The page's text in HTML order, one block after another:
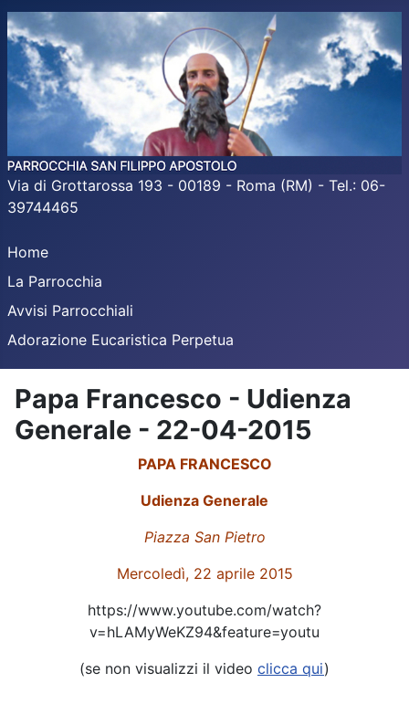
Via di Grottarossa 193 - 00189 - Roma (RM) - Tel.: 06-
39744465
Home
La Parrocchia
Avvisi Parrocchiali
Adorazione Eucaristica Perpetua
Papa Francesco - Udienza
Generale - 22-04-2015
PAPA FRANCESCO
Udienza Generale
Piazza San Pietro
Mercoledì, 22 aprile 2015
https://www.youtube.com/watch?
v=hLAMyWeKZ94&feature=youtu
(se non visualizzi il video clicca qui)